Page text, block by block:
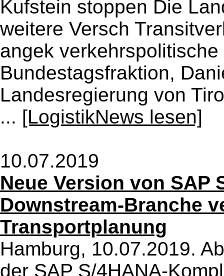
Kufstein stoppen Die
weitere Versch
angek
Bundestagsfraktion,
Landesregierung von
... [LogistikNews lesen]
10.07.2019
Neue Version von SAP
Downstream-Branche
Transportplanung
Hamburg, 10.07.2019.
der SAP S/4HANA-